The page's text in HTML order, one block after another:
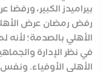
بيراميدز الكبير،
رفض رمضان عرض
الأهلي بالصدمة؛
في نظر الإدارة
الأهلي الأوفياء.